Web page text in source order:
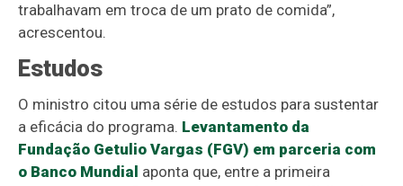
trabalhavam em troca de um prato de comida”,
acrescentou.
Estudos
O ministro citou uma série de estudos para sustentar
a eficácia do programa. Levantamento da
Fundação Getulio Vargas (FGV) em parceria com
o Banco Mundial aponta que, entre a primeira